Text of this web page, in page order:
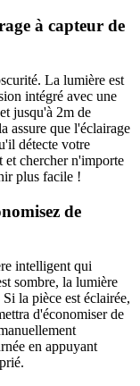
à capteur de
La lumière est
intégré avec une
jusqu'à 2m de
assure que l'éclairage
détecte votre
et chercher n'importe
plus facile !
de
intelligent qui
sombre, la lumière
la pièce est éclairée,
d'économiser de
en appuyant